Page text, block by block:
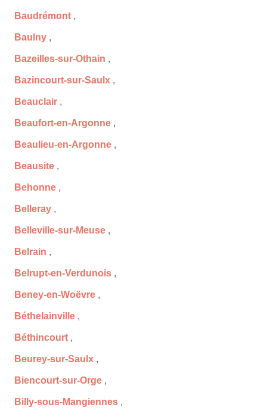
Baudrémont ,
Baulny ,
Bazeilles-sur-Othain ,
Bazincourt-sur-Saulx ,
Beauclair ,
Beaufort-en-Argonne ,
Beaulieu-en-Argonne ,
Beausite ,
Behonne ,
Belleray ,
Belleville-sur-Meuse ,
Belrain ,
Belrupt-en-Verdunois ,
Beney-en-Woëvre ,
Béthelainville ,
Béthincourt ,
Beurey-sur-Saulx ,
Biencourt-sur-Orge ,
Billy-sous-Mangiennes ,